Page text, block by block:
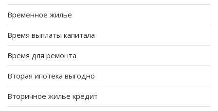
Временное жилье
Время выплаты капитала
Время для ремонта
Вторая ипотека выгодно
Вторичное жилье кредит